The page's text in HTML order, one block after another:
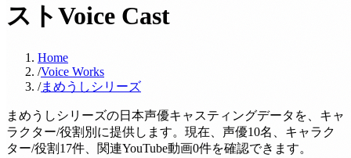
ストVoice Cast
Home
/Voice Works
/まめうしシリーズ
まめうしシリーズの日本声優キャスティングデータを、キャ
ラクター/役割別に提供します。現在、声優10名、キャラク
ター/役割17件、関連YouTube動画0件を確認できます。